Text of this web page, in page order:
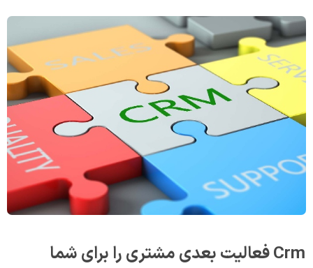
Crm فعالیت بعدی مشتری را برای شما